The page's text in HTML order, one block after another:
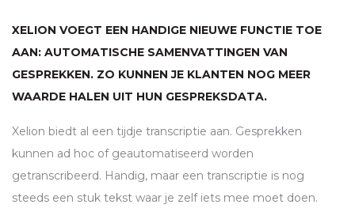
XELION VOEGT EEN HANDIGE NIEUWE FUNCTIE TOE
AAN: AUTOMATISCHE SAMENVATTINGEN VAN
GESPREKKEN. ZO KUNNEN JE KLANTEN NOG MEER
WAARDE HALEN UIT HUN GESPREKSDATA.
Xelion biedt al een tijdje transcriptie aan. Gesprekken
kunnen ad hoc of geautomatiseerd worden
getranscribeerd. Handig, maar een transcriptie is nog
steeds een stuk tekst waar je zelf iets mee moet doen.